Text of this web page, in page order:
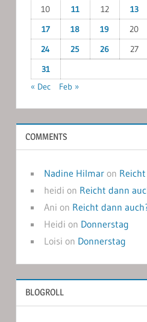
10
11 12 13
17
18 19 20
24
25 26 27
31
« Dec
Feb »
COMMENTS
Nadine Hilmaron
heidi on Reicht dann
Ani on Reicht dann
Heidi on Donnerstag
Loisi on Donnerstag
BLOGROLL